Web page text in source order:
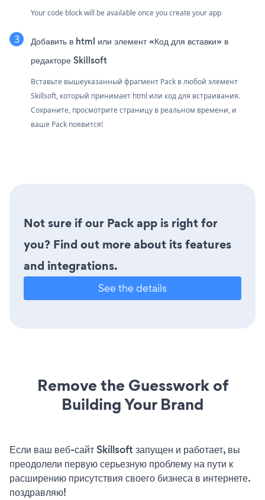
Your code block will be available once you create your app
Добавить в html или элемент «Код для вставки» в
редакторе Skillsoft
Вставьте вышеуказанный фрагмент Pack в любой элемент
Skillsoft, который принимает html или код для встраивания.
Сохраните, просмотрите страницу в реальном времени, и
ваше Pack появится!
Not sure if our Pack app is right for
you? Find out more about its features
and integrations.
See the details
Remove the Guesswork of
Building Your Brand
Если ваш веб-сайт Skillsoft запущен и работает, вы
преодолели первую серьезную проблему на пути к
расширению присутствия своего бизнеса в интернете.
поздравляю!